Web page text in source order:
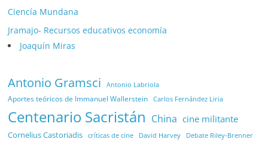
Ciencía Mundana
Jramajo- Recursos educativos economía
Joaquín Miras
Antonio Gramsci Antonio Labriola
Aportes teóricos de Immanuel Wallerstein Carlos Fernández Liria
Centenario Sacristán China cine militante
Cornelius Castoriadis críticas de cine David Harvey Debate Riley-Brenner